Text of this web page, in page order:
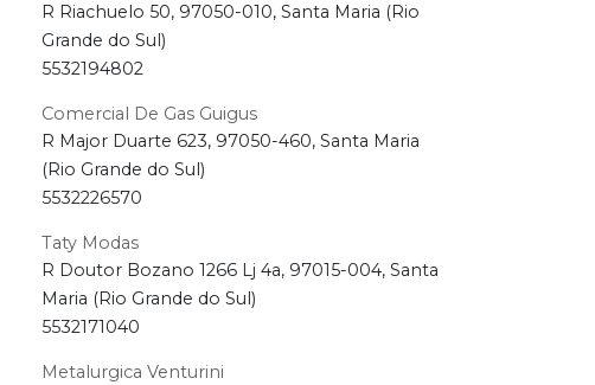
R Riachuelo 50, 97050-010, Santa Maria (Rio
Grande do Sul)
5532194802
Comercial De Gas Guigus
R Major Duarte 623, 97050-460, Santa Maria
(Rio Grande do Sul)
5532226570
Taty Modas
R Doutor Bozano 1266 Lj 4a, 97015-004, Santa
Maria (Rio Grande do Sul)
5532171040
Metalurgica Venturini